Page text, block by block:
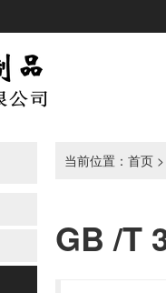
当前位置： 首页 >
GB /T